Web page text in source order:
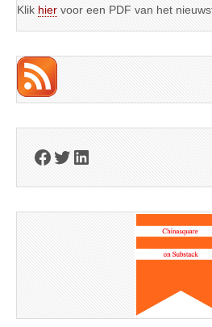
Klik hier voor een PDF van het
Facebook
Twitter
LinkedIn